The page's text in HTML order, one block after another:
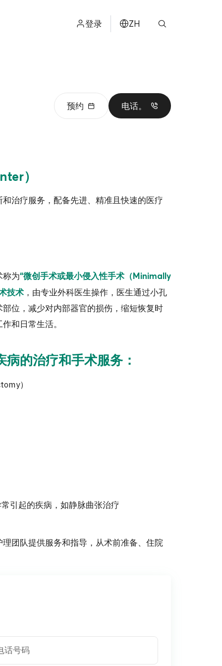
登录 ZH
日本
预约 电话。
）
治疗服务，配备先进、精准且快速的医疗
为“微创手术或最小侵入性手术（Minimally
技术，由专业外科医生操作，医生通过小孔
位，减少对内部器官的损伤，缩短恢复时
和日常生活。
的治疗和手术服务：
）
引起的疾病，如静脉曲张治疗
团队提供服务和指导，从术前准备、住院
话号码